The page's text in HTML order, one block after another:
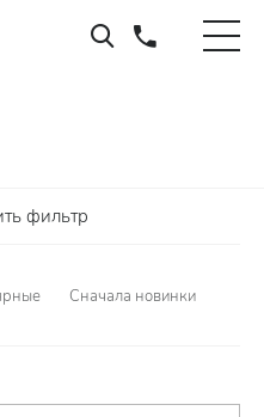
фильтр
Сначала новинки